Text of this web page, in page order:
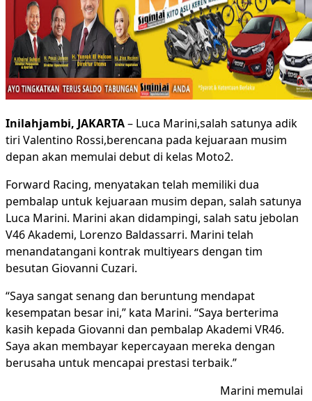
Inilahjambi, JAKARTA– Luca Marini,salah satunya adik
tiri Valentino Rossi,berencana pada kejuaraan musim
depan akan memulai debut di kelas Moto2.
Forward Racing, menyatakan telah memiliki dua
pembalap untuk kejuaraan musim depan, salah satunya
Luca Marini. Marini akan didampingi, salah satu jebolan
V46 Akademi, Lorenzo Baldassarri. Marini telah
menandatangani kontrak multiyears dengan tim
besutan Giovanni Cuzari.
“Saya sangat senang dan beruntung mendapat
kesempatan besar ini,” kata Marini. “Saya berterima
kasih kepada Giovanni dan pembalap Akademi VR46.
Saya akan membayar kepercayaan mereka dengan
berusaha untuk mencapai prestasi terbaik.”
Marini memulai